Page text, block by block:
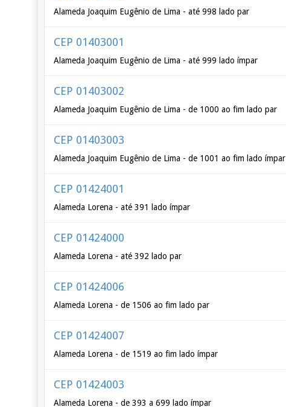
Alameda Joaquim Eugênio de Lima - até 998 lado par
CEP 01403001
Alameda Joaquim Eugênio de Lima - até 999 lado ímpar
CEP 01403002
Alameda Joaquim Eugênio de Lima - de 1000 ao fim lado par
CEP 01403003
Alameda Joaquim Eugênio de Lima - de 1001 ao fim lado ímpar
CEP 01424001
Alameda Lorena - até 391 lado ímpar
CEP 01424000
Alameda Lorena - até 392 lado par
CEP 01424006
Alameda Lorena - de 1506 ao fim lado par
CEP 01424007
Alameda Lorena - de 1519 ao fim lado ímpar
CEP 01424003
Alameda Lorena - de 393 a 699 lado ímpar